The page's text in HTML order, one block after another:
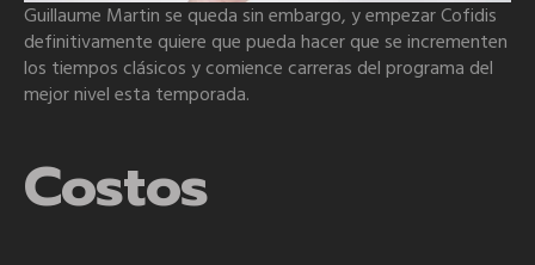
Guillaume Martin se queda sin embargo, y empezar Cofidis
definitivamente quiere que pueda hacer que se incrementen
los tiempos clásicos y comience carreras del programa del
mejor nivel esta temporada.
Costos